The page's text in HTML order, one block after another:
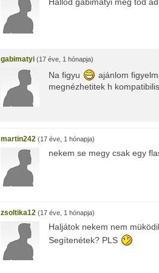
gabimatyi (17 éve, 1 hónapja)
Na figyu
ajánlom
megnézhetitek h
martin242 (17 éve, 1 hónapja)
nekem se megy csak egy
zsoltika12 (17 éve, 1 hónapja)
Haljátok nekem nem
Segítenétek? PLS